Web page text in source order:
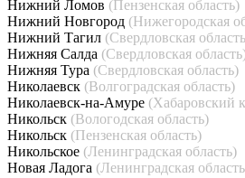
Нижний Ломов (Пензенская область)
Нижний Новгород (Нижегородская
Нижний Тагил (Свердловская
Нижняя Салда (Свердловская
Нижняя Тура (Свердловская область)
Николаевск (Волгоградская область)
Николаевск-на-Амуре (Хабаровский
Никольск (Вологодская область)
Никольск (Пензенская область)
Никольское (Ленинградская область)
Новая Ладога (Ленинградская